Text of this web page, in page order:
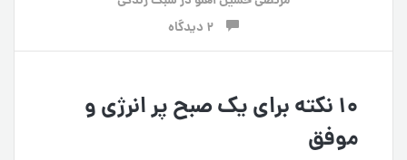
۱۰ نکته برای یک صبح پر انرژی و
موفق